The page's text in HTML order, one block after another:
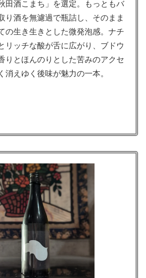
田酒こまち」を選定。もっともバ
り酒を無濾過で瓶詰し、そのまま
の生き生きとした微発泡感。ナチ
リッチな酸が舌に広がり、ブドウ
りとほんのりとした苦みのアクセ
消えゆく後味が魅力の一本。